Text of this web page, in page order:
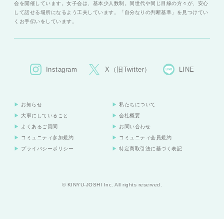
会を開催しています。女子会は、基本少人数制。同世代や同じ目線の方々が、安心
して話せる場所になるよう工夫しています。「自分なりの判断基準」を見つけてい
くお手伝いをしています。
Instagram X（旧Twitter） LINE
お知らせ
私たちについて
大事にしていること
会社概要
よくあるご質問
お問い合わせ
コミュニティ参加規約
コミュニティ会員規約
プライバシーポリシー
特定商取引法に基づく表記
© KINYU-JOSHI Inc. All rights reserved.